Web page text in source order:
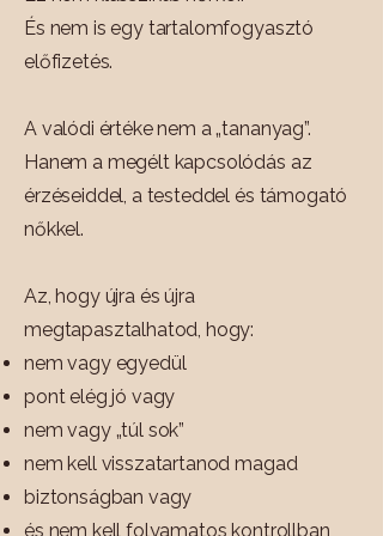
És nem is egy tartalomfogyasztó
előfizetés.
A valódi értéke nem a „tananyag”.
Hanem a megélt kapcsolódás az
érzéseiddel, a testeddel és támogató
nőkkel.
Az, hogy újra és újra
megtapasztalhatod, hogy:
nem vagy egyedül
pont elég jó vagy
nem vagy „túl sok”
nem kell visszatartanod magad
biztonságban vagy
és nem kell folyamatos kontrollban